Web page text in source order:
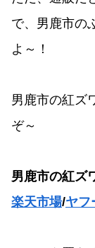
で、男鹿市の
よ～！
男鹿市の紅ズ
ぞ～
男鹿市の紅ズ
楽天市場/ヤフ